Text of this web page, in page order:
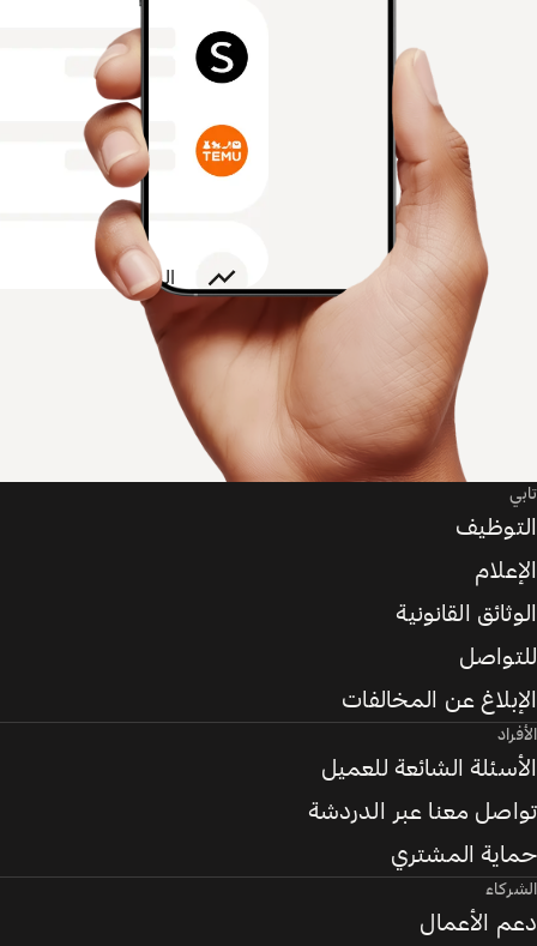
تابي
التوظيف
الإعلام
الوثائق القانونية
للتواصل
الإبلاغ عن المخالفات
الأفراد
الأسئلة الشائعة للعميل
تواصل معنا عبر الدردشة
حماية المشتري
الشركاء
دعم الأعمال